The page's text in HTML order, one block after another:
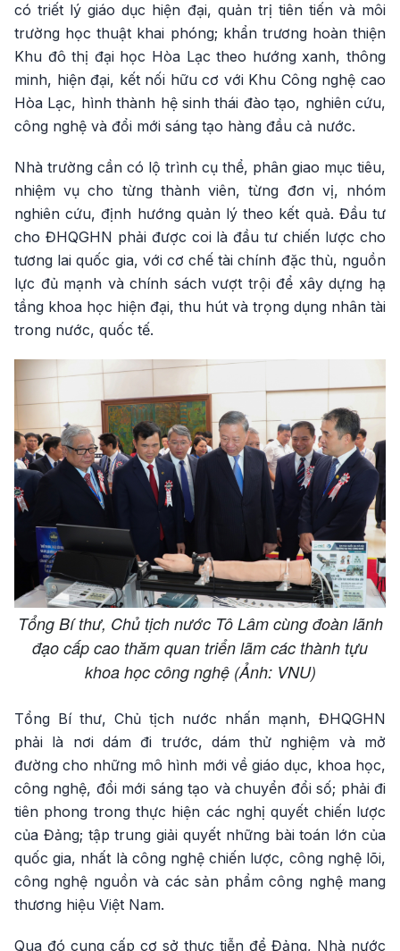
có triết lý giáo dục hiện đại, quản trị tiên tiến và môi
trường học thuật khai phóng; khẩn trương hoàn thiện
Khu đô thị đại học Hòa Lạc theo hướng xanh, thông
minh, hiện đại, kết nối hữu cơ với Khu Công nghệ cao
Hòa Lạc, hình thành hệ sinh thái đào tạo, nghiên cứu,
công nghệ và đổi mới sáng tạo hàng đầu cả nước.
Nhà trường cần có lộ trình cụ thể, phân giao mục tiêu,
nhiệm vụ cho từng thành viên, từng đơn vị, nhóm
nghiên cứu, định hướng quản lý theo kết quả. Đầu tư
cho ĐHQGHN phải được coi là đầu tư chiến lược cho
tương lai quốc gia, với cơ chế tài chính đặc thù, nguồn
lực đủ mạnh và chính sách vượt trội để xây dựng hạ
tầng khoa học hiện đại, thu hút và trọng dụng nhân tài
trong nước, quốc tế.
Tổng Bí thư, Chủ tịch nước Tô Lâm cùng đoàn lãnh
đạo cấp cao thăm quan triển lãm các thành tựu
khoa học công nghệ (Ảnh: VNU)
Tổng Bí thư, Chủ tịch nước nhấn mạnh, ĐHQGHN
phải là nơi dám đi trước, dám thử nghiệm và mở
đường cho những mô hình mới về giáo dục, khoa học,
công nghệ, đổi mới sáng tạo và chuyển đổi số; phải đi
tiên phong trong thực hiện các nghị quyết chiến lược
của Đảng; tập trung giải quyết những bài toán lớn của
quốc gia, nhất là công nghệ chiến lược, công nghệ lõi,
công nghệ nguồn và các sản phẩm công nghệ mang
thương hiệu Việt Nam.
Qua đó cung cấp cơ sở thực tiễn để Đảng, Nhà nước